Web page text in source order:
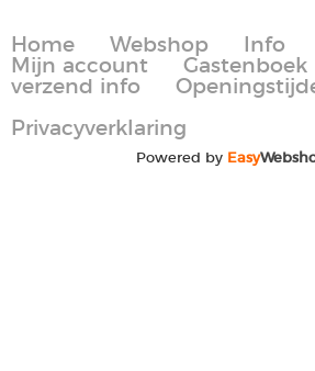
Home Webshop Info
Mijn account
Gastenboek
verzend info
Privacyverklaring
Powered by Easy